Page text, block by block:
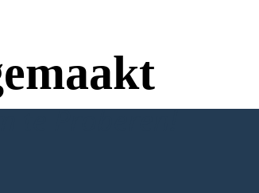
te Proberen!